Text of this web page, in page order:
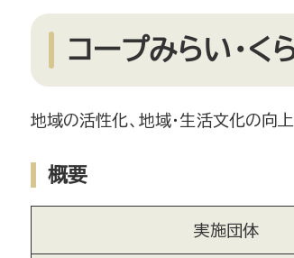
コープみらい・く
地域の活性化、地域・生活文化の向
概要
実施団体